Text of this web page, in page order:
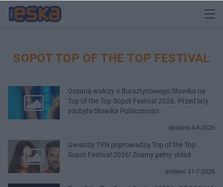
SOPOT TOP OF THE TOP FESTIVAL
Oceana walczy o Bursztynowego Słowika na
Top of the Top Sopot Festival 2026. Przed laty
zdobyła Słowika Publiczności
dodano 4-8-2026
Gwiazdy TVN poprowadzą Top of the Top
Sopot Festival 2026! Znamy pełny skład
dodano 31-7-2026